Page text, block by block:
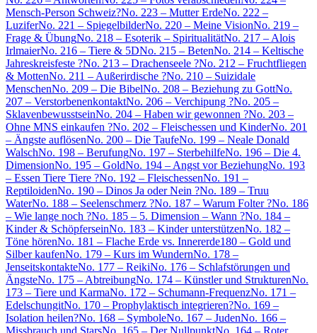
Mensch-Person Schweiz?No. 223 – Mutter ErdeNo. 222 –
LuziferNo. 221 – SpiegelbilderNo. 220 – Meine VisionNo. 219 –
Frage & ÜbungNo. 218 – Esoterik – SpiritualitätNo. 217 – Alois
IrlmaierNo. 216 – Tiere & 5DNo. 215 – BetenNo. 214 – Keltische
Jahreskreisfeste ?No. 213 – Drachenseele ?No. 212 – Fruchtfliegen
& MottenNo. 211 – Außerirdische ?No. 210 – Suizidale
MenschenNo. 209 – Die BibelNo. 208 – Beziehung zu GottNo.
207 – VerstorbenenkontaktNo. 206 – Verchipung ?No. 205 –
SklavenbewusstseinNo. 204 – Haben wir gewonnen ?No. 203 –
Ohne MNS einkaufen ?No. 202 – Fleischessen und KinderNo. 201
– Ängste auflösenNo. 200 – Die TaufeNo. 199 – Neale Donald
WalschNo. 198 – BerufungNo. 197 – SterbehilfeNo. 196 – Die 4.
DimensionNo. 195 – GoldNo. 194 – Angst vor BeziehungNo. 193
– Essen Tiere Tiere ?No. 192 – FleischessenNo. 191 –
ReptiloidenNo. 190 – Dinos Ja oder Nein ?No. 189 – Truu
WaterNo. 188 – Seelenschmerz ?No. 187 – Warum Folter ?No. 186
– Wie lange noch ?No. 185 – 5. Dimension – Wann ?No. 184 –
Kinder & SchöpferseinNo. 183 – Kinder unterstützenNo. 182 –
Töne hörenNo. 181 – Flache Erde vs. Innererde180 – Gold und
Silber kaufenNo. 179 – Kurs im WundernNo. 178 –
JenseitskontakteNo. 177 – ReikiNo. 176 – Schlafstörungen und
ÄngsteNo. 175 – AbtreibungNo. 174 – Künstler und StrukturenNo.
173 – Tiere und KarmaNo. 172 – Schumann-FrequenzNo. 171 –
EdelschungitNo. 170 – Prophylaktisch integrieren?No. 169 –
Isolation heilen?No. 168 – SymboleNo. 167 – JudenNo. 166 –